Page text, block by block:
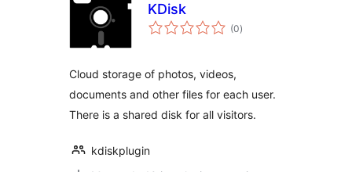
KDisk
(0total
de
)
Cloud storage of photos, videos,
documents and other files for each user.
There is a shared disk for all visitors.
kdiskplugin